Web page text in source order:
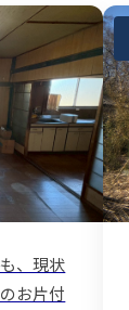
、現状
お片付